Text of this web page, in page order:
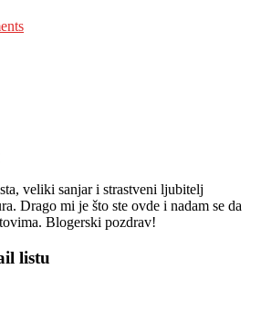
veliki sanjar i strastveni ljubitelj
Drago mi je što ste ovde i nadam se da
Blogerski pozdrav!
listu